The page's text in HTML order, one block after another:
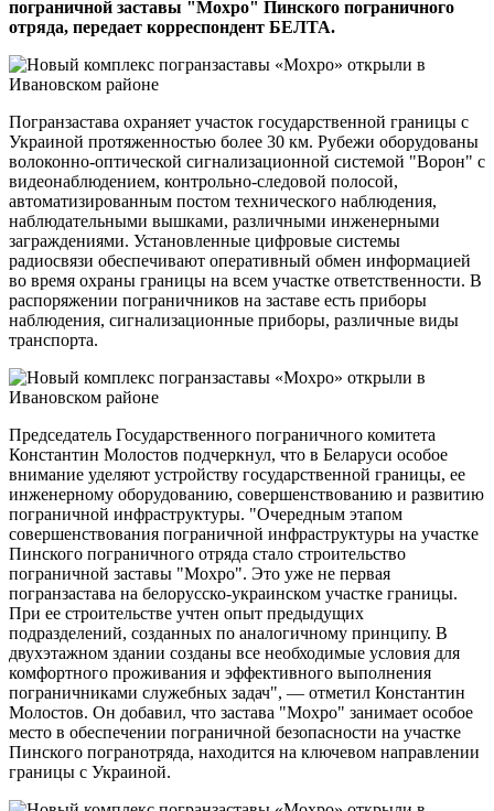
пограничной заставы "Мохро" Пинского пограничного
отряда, передает корреспондент БЕЛТА.
Погранзастава охраняет участок государственной границы с
Украиной протяженностью более 30 км. Рубежи оборудованы
волоконно-оптической сигнализационной системой "Ворон" с
видеонаблюдением, контрольно-следовой полосой,
автоматизированным постом технического наблюдения,
наблюдательными вышками, различными инженерными
заграждениями. Установленные цифровые системы
радиосвязи обеспечивают оперативный обмен информацией
во время охраны границы на всем участке ответственности. В
распоряжении пограничников на заставе есть приборы
наблюдения, сигнализационные приборы, различные виды
транспорта.
Председатель Государственного пограничного комитета
Константин Молостов подчеркнул, что в Беларуси особое
внимание уделяют устройству государственной границы, ее
инженерному оборудованию, совершенствованию и развитию
пограничной инфраструктуры. "Очередным этапом
совершенствования пограничной инфраструктуры на участке
Пинского пограничного отряда стало строительство
пограничной заставы "Мохро". Это уже не первая
погранзастава на белорусско-украинском участке границы.
При ее строительстве учтен опыт предыдущих
подразделений, созданных по аналогичному принципу. В
двухэтажном здании созданы все необходимые условия для
комфортного проживания и эффективного выполнения
пограничниками служебных задач", — отметил Константин
Молостов. Он добавил, что застава "Мохро" занимает особое
место в обеспечении пограничной безопасности на участке
Пинского погранотряда, находится на ключевом направлении
границы с Украиной.